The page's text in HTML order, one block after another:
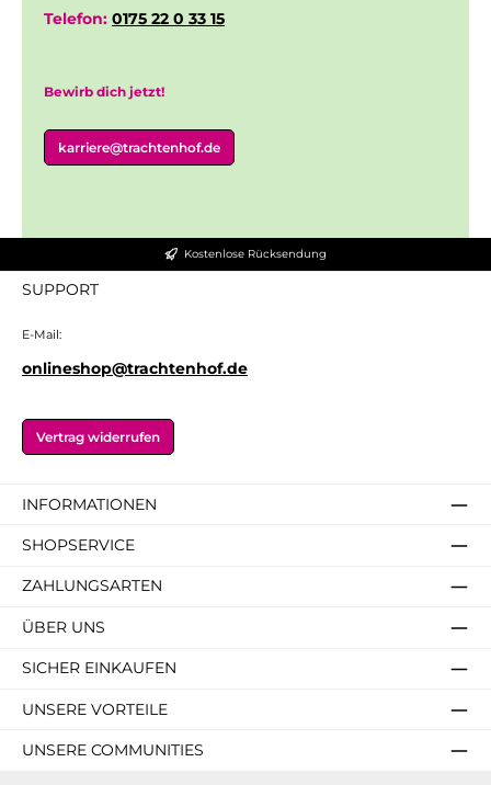
Telefon: 0175 22 0 33 15
Bewirb dich jetzt!
karriere@trachtenhof.de
Kostenlose Rücksendung
SUPPORT
E-Mail:
onlineshop@trachtenhof.de
Vertrag widerrufen
INFORMATIONEN
SHOPSERVICE
ZAHLUNGSARTEN
ÜBER UNS
SICHER EINKAUFEN
UNSERE VORTEILE
UNSERE COMMUNITIES